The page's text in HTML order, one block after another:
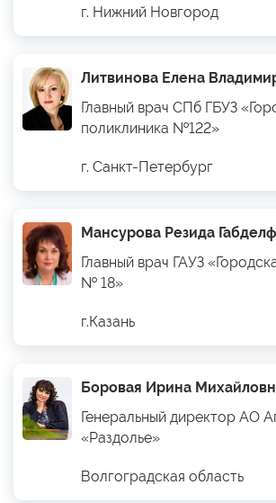
г. Нижний Новгород
Литвинова Елена
Главный врач СПб ГБУЗ
поликлиника №122»
г. Санкт-Петербург
Мансурова Резида
Главный врач ГАУЗ
№ 18»
г.Казань
Боровая Ирина
Генеральный директор АО
«Раздолье»
Волгоградская область